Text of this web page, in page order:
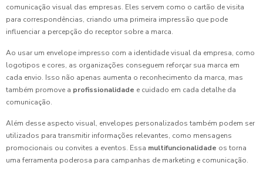
comunicação visual das empresas. Eles servem como o cartão de visita
para correspondências, criando uma primeira impressão que pode
influenciar a percepção do receptor sobre a marca.
Ao usar um envelope impresso com a identidade visual da empresa, como
logotipos e cores, as organizações conseguem reforçar sua marca em
cada envio. Isso não apenas aumenta o reconhecimento da marca, mas
também promove a profissionalidade e cuidado em cada detalhe da
comunicação.
Além desse aspecto visual, envelopes personalizados também podem ser
utilizados para transmitir informações relevantes, como mensagens
promocionais ou convites a eventos. Essa multifuncionalidade os torna
uma ferramenta poderosa para campanhas de marketing e comunicação.